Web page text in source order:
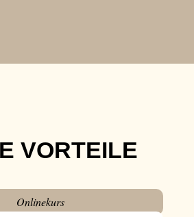
VORTEILE
Onlinekurs